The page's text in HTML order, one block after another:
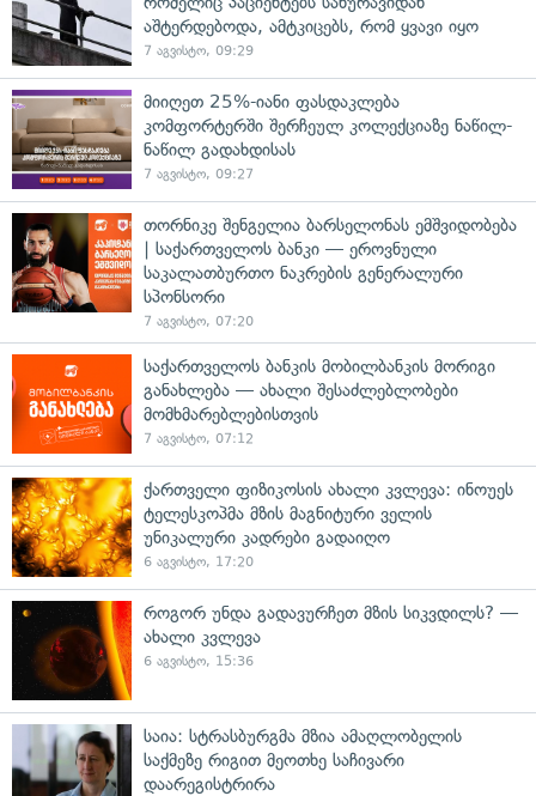
აშტერდებოდა, ამტკიცებს, რომ ყვავი იყო
7 აგვისტო, 09:29
მიიღეთ 25%-იანი ფასდაკლება
კომფორტერში შერჩეულ კოლექციაზე ნაწილ-
ნაწილ გადახდისას
7 აგვისტო, 09:27
თორნიკე შენგელია ბარსელონას ემშვიდობება
| საქართველოს ბანკი — ეროვნული
საკალათბურთო ნაკრების გენერალური
სპონსორი
7 აგვისტო, 07:20
საქართველოს ბანკის მობილბანკის მორიგი
განახლება — ახალი შესაძლებლობები
მომხმარებლებისთვის
7 აგვისტო, 07:12
ქართველი ფიზიკოსის ახალი კვლევა: ინოუეს
ტელესკოპმა მზის მაგნიტური ველის
უნიკალური კადრები გადაიღო
6 აგვისტო, 17:20
როგორ უნდა გადავურჩეთ მზის სიკვდილს? —
ახალი კვლევა
6 აგვისტო, 15:36
საია: სტრასბურგმა მზია ამაღლობელის
საქმეზე რიგით მეოთხე საჩივარი
დაარეგისტრირა